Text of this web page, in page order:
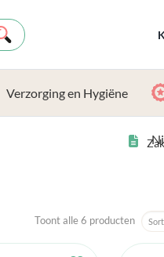
Verzorging en Hygiëne
Toont alle 6 producten